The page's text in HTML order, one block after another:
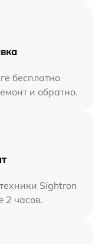
бесплатно
и обратно.
Sightron
2 часов.